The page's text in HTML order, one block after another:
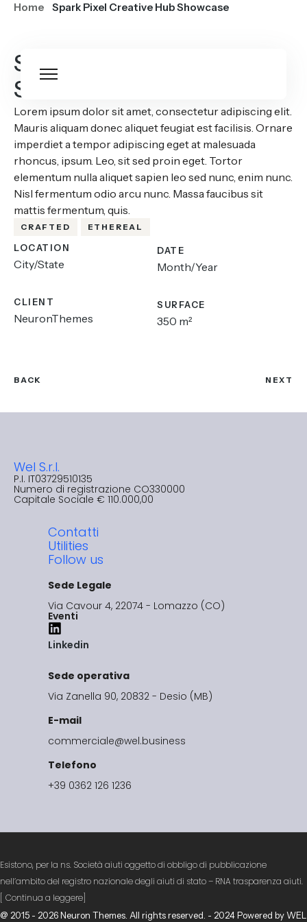
Home Spark Pixel Creative Hub Showcase
Spark Pixel Creative Hub
Showcase
Lorem ipsum dolor sit amet, consectetur adipiscing elit.
Mauris aliquam donec aliquet feugiat est facilisis. Ornare
imperdiet a tempor adipiscing eget at malesuada
rhoncus, ipsum. Leo, sit sed proin eget. Tortor
elementum nulla aliquet sapien leo sed nunc, enim nunc.
Nisl fermentum odio arcu nunc. Massa faucibus sit
mattis fermentum, quis.
CRAFTED ETHEREAL
LOCATION
City/State
DATE
Month/Year
CLIENT
NeuronThemes
SURFACE
350 m²
BACK NEXT
Wel S.r.l.
P.I. IT03729510135​
Numero di registrazione CO330000
Capitale Sociale € 110.000,00
Contatti
Utilities
Follow us
Sede Legale
Via Cavour 4, 22074 - Lomazzo (CO)
Eventi
Linkedin
Sede operativa
Via Zanella 90, 20832 - Desio (MB)
E-mail
commerciale@wel.business
Telefono
+39 0362 126 1236
Esistono, per la ns. Società aiuti oggetto di obbligo di pubblicazione
nell’ambito del registro nazionale degli aiuti di stato – RNA trasparenza aiuti.
Continua a leggere]
@ 2015 - 2026 Neuron Themes. All rights reserved. - 2024 Powered by WEL